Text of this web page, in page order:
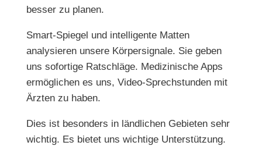
besser zu planen.
Smart-Spiegel und intelligente Matten
analysieren unsere Körpersignale. Sie geben
uns sofortige Ratschläge. Medizinische Apps
ermöglichen es uns, Video-Sprechstunden mit
Ärzten zu haben.
Dies ist besonders in ländlichen Gebieten sehr
wichtig. Es bietet uns wichtige Unterstützung.